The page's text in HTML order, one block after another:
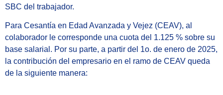
SBC del trabajador.
Para Cesantía en Edad Avanzada y Vejez (CEAV), al
colaborador le corresponde una cuota del 1.125 % sobre su
base salarial. Por su parte, a partir del 1o. de enero de 2025,
la contribución del empresario en el ramo de CEAV queda
de la siguiente manera: